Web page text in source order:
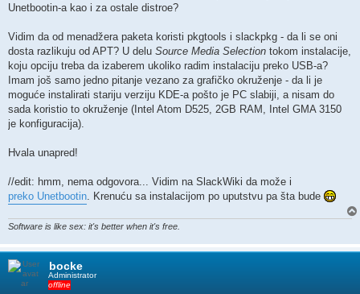
Unetbootin-a kao i za ostale distroe?
Vidim da od menadžera paketa koristi pkgtools i slackpkg - da li se oni
dosta razlikuju od APT? U delu Source Media Selection tokom instalacije,
koju opciju treba da izaberem ukoliko radim instalaciju preko USB-a?
Imam još samo jedno pitanje vezano za grafičko okruženje - da li je
moguće instalirati stariju verziju KDE-a pošto je PC slabiji, a nisam do
sada koristio to okruženje (Intel Atom D525, 2GB RAM, Intel GMA 3150
je konfiguracija).
Hvala unapred!
//edit: hmm, nema odgovora... Vidim na SlackWiki da može i
preko Unetbootin . Krenuću sa instalacijom po uputstvu pa šta bude
Software is like sex: it's better when it's free.
bocke
Administrator
offline